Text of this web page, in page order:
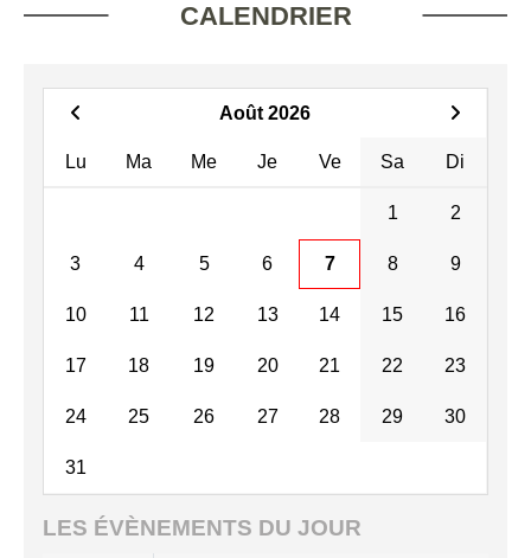
CALENDRIER
Août 2026
Lu Ma Me Je Ve Sa Di
1 2
3 4 5 6 7 8 9
10 11 12 13 14 15 16
17 18 19 20 21 22 23
24 25 26 27 28 29 30
31
LES ÉVÈNEMENTS DU JOUR